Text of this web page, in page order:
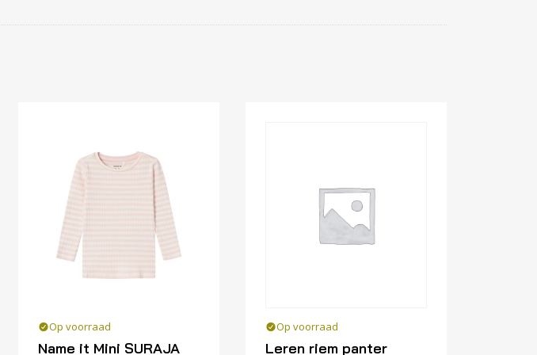
Op voorraad
Name it Mini SURAJA
Op voorraad
Leren riem panter